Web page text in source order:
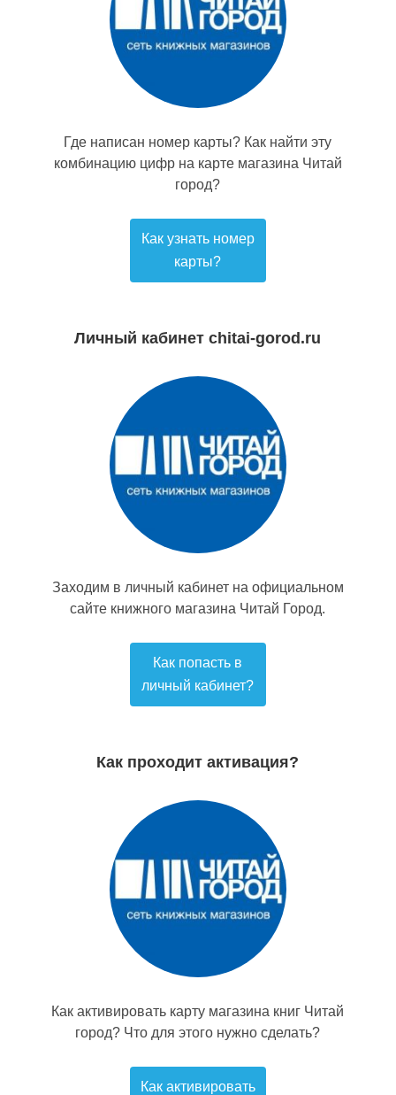
Где написан номер карты? Как найти эту
комбинацию цифр на карте магазина Читай
город?
Как узнать номер
карты?
Личный кабинет chitai-gorod.ru
Заходим в личный кабинет на официальном
сайте книжного магазина Читай Город.
Как попасть в
личный кабинет?
Как проходит активация?
Как активировать карту магазина книг Читай
город? Что для этого нужно сделать?
Как активировать